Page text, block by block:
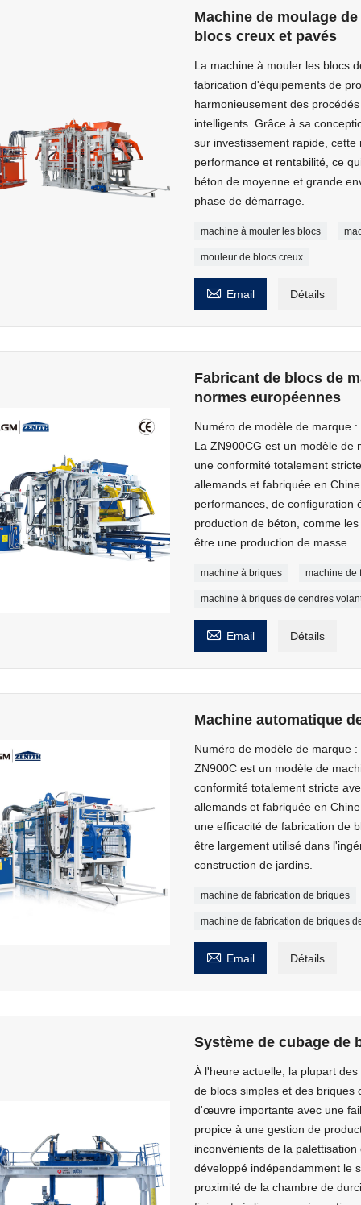
Machine de moulage
blocs creux et pavés
La machine à mouler les blocs
fabrication d'équipements de
harmonieusement des
intelligents. Grâce à sa
sur investissement rapide,
performance et rentabilité, ce
béton de moyenne et grande
phase de démarrage.
machine à mouler les blocs
mouleur de blocs creux
 Email Détails
Fabricant de blocs de
normes européennes
Numéro de modèle de marque :
La ZN900CG est un modèle de
une conformité totalement
allemands et fabriquée en
performances, de configuration
production de béton, comme
être une production de masse.
machine à briques machine de
machine à briques de cendres
 Email Détails
Machine automatique
Numéro de modèle de marque :
ZN900C est un modèle de
conformité totalement stricte
allemands et fabriquée en
une efficacité de fabrication de
être largement utilisé dans
construction de jardins.
machine de fabrication de briques
machine de fabrication de briques
 Email Détails
Système de cubage de
À l'heure actuelle, la plupart
de blocs simples et des briques
d'œuvre importante avec une
propice à une gestion de
inconvénients de la
développé indépendamment le
proximité de la chambre de